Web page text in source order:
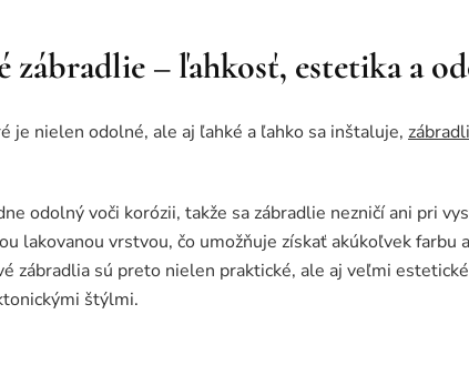
– ľahkosť, estetika a
je nielen odolné, ale aj ľahké a ľahko sa inštaluje,
odolný voči korózii, takže sa zábradlie nezničí ani pri
lakovanou vrstvou, čo umožňuje získať akúkoľvek farbu
zábradlia sú preto nielen praktické, ale aj veľmi
štýlmi.